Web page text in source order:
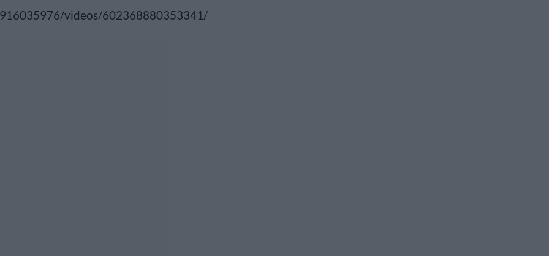
videos/602368880353341/